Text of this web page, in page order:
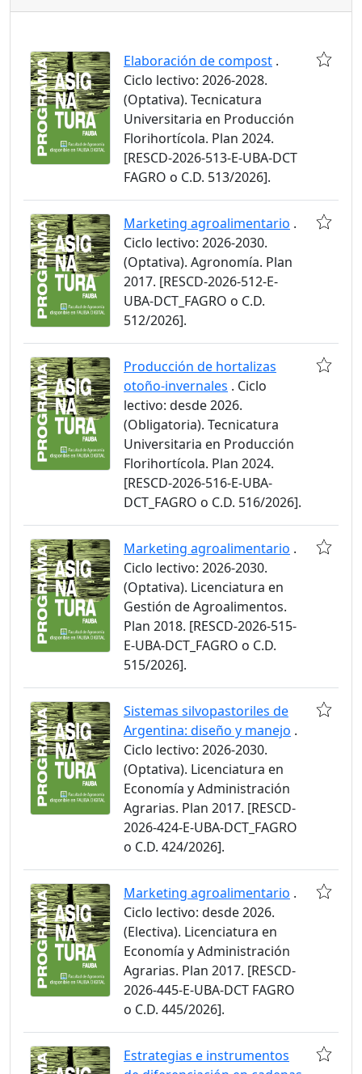
Elaboración de compost .
Ciclo lectivo: 2026-2028.
(Optativa). Tecnicatura
Universitaria en Producción
Florihortícola. Plan 2024.
[RESCD-2026-513-E-UBA-DCT
FAGRO o C.D. 513/2026].
Marketing agroalimentario .
Ciclo lectivo: 2026-2030.
(Optativa). Agronomía. Plan
2017. [RESCD-2026-512-E-
UBA-DCT_FAGRO o C.D.
512/2026].
Producción de hortalizas
otoño-invernales . Ciclo
lectivo: desde 2026.
(Obligatoria). Tecnicatura
Universitaria en Producción
Florihortícola. Plan 2024.
[RESCD-2026-516-E-UBA-
DCT_FAGRO o C.D. 516/2026].
Marketing agroalimentario .
Ciclo lectivo: 2026-2030.
(Optativa). Licenciatura en
Gestión de Agroalimentos.
Plan 2018. [RESCD-2026-515-
E-UBA-DCT_FAGRO o C.D.
515/2026].
Sistemas silvopastoriles de
Argentina: diseño y manejo .
Ciclo lectivo: 2026-2030.
(Optativa). Licenciatura en
Economía y Administración
Agrarias. Plan 2017. [RESCD-
2026-424-E-UBA-DCT_FAGRO
o C.D. 424/2026].
Marketing agroalimentario .
Ciclo lectivo: desde 2026.
(Electiva). Licenciatura en
Economía y Administración
Agrarias. Plan 2017. [RESCD-
2026-445-E-UBA-DCT FAGRO
o C.D. 445/2026].
Estrategias e instrumentos